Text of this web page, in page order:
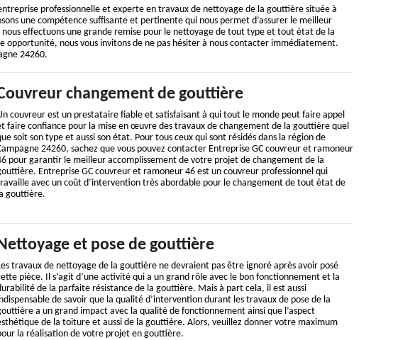
professionnelle et experte en travaux de nettoyage de la gouttière située à
une compétence suffisante et pertinente qui nous permet d’assurer le meilleur
effectuons une grande remise pour le nettoyage de tout type et tout état de la
opportunité, nous vous invitons de ne pas hésiter à nous contacter immédiatement.
24260.
changement de gouttière
couvreur est un prestataire fiable et satisfaisant à qui tout le monde peut faire appel
faire confiance pour la mise en œuvre des travaux de changement de la gouttière quel
soit son type et aussi son état. Pour tous ceux qui sont résidés dans la région de
24260, sachez que vous pouvez contacter Entreprise GC couvreur et ramoneur
pour garantir le meilleur accomplissement de votre projet de changement de la
Entreprise GC couvreur et ramoneur 46 est un couvreur professionnel qui
avec un coût d’intervention très abordable pour le changement de tout état de
gouttière.
et pose de gouttière
travaux de nettoyage de la gouttière ne devraient pas être ignoré après avoir posé
pièce. Il s’agit d’une activité qui a un grand rôle avec le bon fonctionnement et la
de la parfaite résistance de la gouttière. Mais à part cela, il est aussi
de savoir que la qualité d’intervention durant les travaux de pose de la
a un grand impact avec la qualité de fonctionnement ainsi que l’aspect
de la toiture et aussi de la gouttière. Alors, veuillez donner votre maximum
la réalisation de votre projet en gouttière.